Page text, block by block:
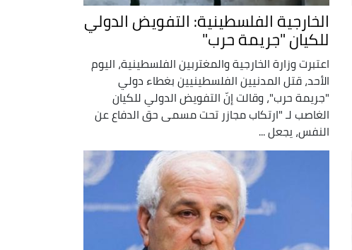
الخارجية الفلسطينية: التفويض الدولي
للكيان "جريمة حرب"
اعتبرت وزارة الخارجية والمغتربين الفلسطينية، اليوم
الأحد، قتل المدنيين الفلسطينيين بغطاء دولي
"جريمة حرب"، وقالت إنّ التفويض الدولي للكيان
الغاصب لـ "ارتكاب مجازر تحت مسمى حق الدفاع عن
النفس، يجعل ...